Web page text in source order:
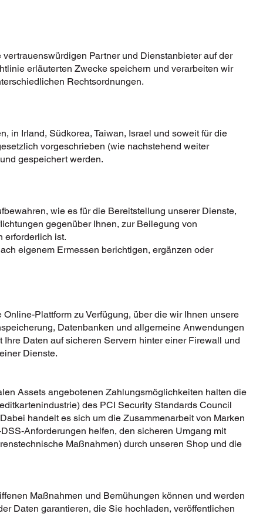
Partner und Dienstanbieter auf der
erläuterten Zwecke speichern und verarbeiten wir
Rechtsordnungen.
in Irland, Südkorea, Taiwan, Israel und soweit für die
vorgeschrieben (wie nachstehend weiter
gespeichert werden.
wie es für die Bereitstellung unserer Dienste,
gegenüber Ihnen, zur Beilegung von
erforderlich ist.
eigenem Ermessen berichtigen, ergänzen oder
Plattform zu Verfügung, über die wir Ihnen unsere
Datenbanken und allgemeine Anwendungen
Daten auf sicheren Servern hinter einer Firewall und
Dienste.
Assets angebotenen Zahlungsmöglichkeiten halten die
des PCI Security Standards Council
handelt es sich um die Zusammenarbeit von Marken
Anforderungen helfen, den sicheren Umgang mit
Maßnahmen) durch unseren Shop und die
Maßnahmen und Bemühungen können und werden
Daten garantieren, die Sie hochladen, veröffentlichen